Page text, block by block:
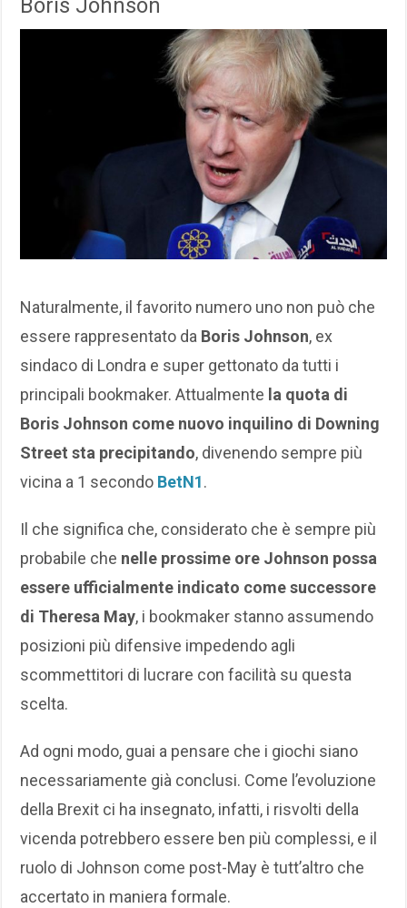
Boris Johnson
Naturalmente, il favorito numero uno non può che
essere rappresentato da Boris Johnson, ex
sindaco di Londra e super gettonato da tutti i
principali bookmaker. Attualmente la quota di
Boris Johnson come nuovo inquilino di Downing
Street sta precipitando, divenendo sempre più
vicina a 1 secondo BetN1.
Il che significa che, considerato che è sempre più
probabile che nelle prossime ore Johnson possa
essere ufficialmente indicato come successore
di Theresa May, i bookmaker stanno assumendo
posizioni più difensive impedendo agli
scommettitori di lucrare con facilità su questa
scelta.
Ad ogni modo, guai a pensare che i giochi siano
necessariamente già conclusi. Come l’evoluzione
della Brexit ci ha insegnato, infatti, i risvolti della
vicenda potrebbero essere ben più complessi, e il
ruolo di Johnson come post-May è tutt’altro che
accertato in maniera formale.